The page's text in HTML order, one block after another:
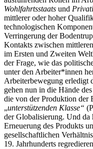
Wohlfahrtsstaats und
mittlerer oder hoher
technologischen
Verringerung der
Kontakts zwischen
im Ersten und Zweiten
der Frage, wie das
unter den Arbeiter*innen
Arbeiterbewegung erledigt
gehen nun in die Hände
die von der Produktion der
„unterstützenden Klasse“
der Globalisierung. Und da
Erneuerung des Produkts
gesellschaftlichen
19. Jahrhunderts